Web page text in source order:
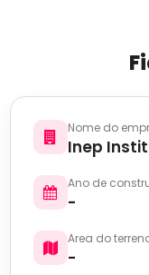
Nome do
Inep
Ano de
-
Area do
-